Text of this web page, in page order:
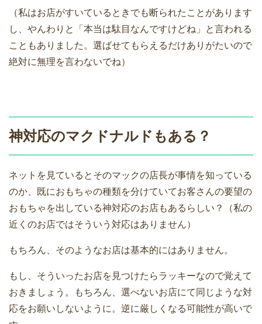
（私はお店がすいているときでも断られたことがあります
し、やんわりと「本当は駄目なんですけどね」と言われる
こともありました。選ばせてもらえるだけありがたいので
絶対に無理を言わないでね）
神対応のマクドナルドもある？
ネットを見ているとそのマックの店長が事情を知っている
のか、既におもちゃの種類を分けていてお客さんの要望の
おもちゃを出している神対応のお店もあるらしい？（私の
近くのお店ではそういう対応はありません）
もちろん、そのようなお店は基本的にはありません。
もし、そういったお店を見つけたらラッキーなので覚えて
おきましょう。もちろん、選べないお店にて同じような対
応をお願いしないように。逆に厳しくなる可能性が高いで